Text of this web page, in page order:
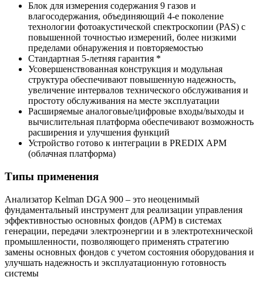
Блок для измерения содержания 9 газов и
влагосодержания, объединяющий 4-е поколение
технологии фотоакустической спектроскопии (PAS) с
повышенной точностью измерений, более низкими
пределами обнаружения и повторяемостью
Стандартная 5-летняя гарантия *
Усовершенствованная конструкция и модульная
структура обеспечивают повышенную надежность,
увеличение интервалов технического обслуживания и
простоту обслуживания на месте эксплуатации
Расширяемые аналоговые/цифровые входы/выходы и
вычислительная платформа обеспечивают возможность
расширения и улучшения функций
Устройство готово к интеграции в PREDIX APM
(облачная платформа)
Типы применения
Анализатор Kelman DGA 900 – это неоценимый
фундаментальный инструмент для реализации управления
эффективностью основных фондов (APM) в системах
генерации, передачи электроэнергии и в электротехнической
промышленности, позволяющего применять стратегию
замены основных фондов с учетом состояния оборудования и
улучшать надежность и эксплуатационную готовность
системы